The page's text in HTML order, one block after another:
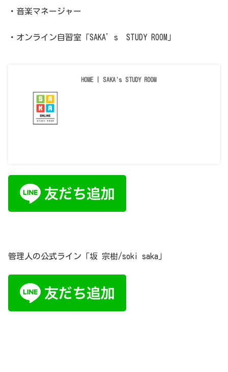
・音楽マネージャー
・オンライン自習室「SAKA’s STUDY ROOM」
HOME | SAKA's STUDY ROOM
管理人の公式ライン「坂 宗樹/soki saka」